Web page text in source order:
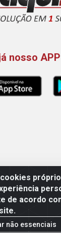
de acordo
não essenciais
nosso APP
Maquisul